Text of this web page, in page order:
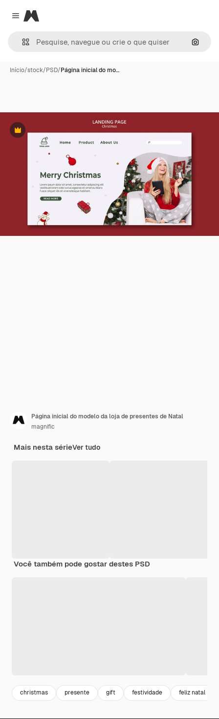
Close menu
Magnific
Início/stock/PSD/Página inicial do mo…
Premium
Página inicial do modelo da loja de presentes de Natal
magnific
Mais nesta sérieVer tudo
Você também pode gostar destes PSD
christmas presente gift festividade feliz natal